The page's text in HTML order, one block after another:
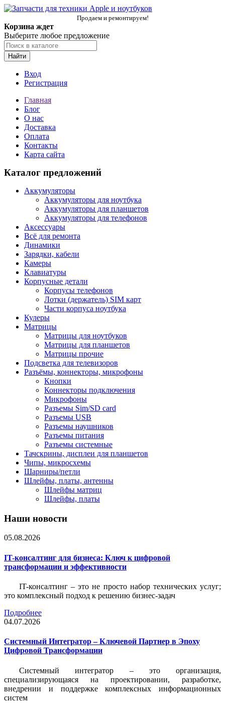
Продаем и ремонтируем!
Корзина ждет
Выберите любое предложение
Найти
Вход
Регистрация
Главная
Блог
О нас
Доставка
Оплата
Контакты
Карта сайта
Каталог предложений
Аккумуляторы
Аккумуляторы для ноутбука
Аккумуляторы для планшетов
Аккумуляторы для телефонов
Аксессуары
Всё для ремонта
Динамики
Зарядки, кабели
Камеры
Клавиатуры
Корпусные детали
Корпусы телефонов
Лотки (держатель) SIM карт
Части корпуса ноутбука
Кулеры
Матрицы
Матрицы для ноутбуков
Матрицы для планшетов
Матрицы прочие
Подсветка для телевизоров
Разъёмы, коннекторы, микрофоны
Кнопки
Коннекторы подключения
Микрофоны
Разъемы Sim/SD card
Разъемы USB
Разъемы наушников
Разъемы питания
Разъемы системные
Тачскрины, дисплеи для планшетов
Чипы, микросхемы
Шарниры/петли
Шлейфы, платы, антенны
Шлейфы матриц
Шлейфы, платы
Наши новости
05.08.2026
IT-консалтинг для бизнеса: Ключ к цифровой
трансформации и эффективности
IT-консалтинг – это не просто набор технических услуг;
это комплексный подход к решению бизнес-задач
Подробнее
04.07.2026
Системный Интегратор – Ключевой Партнер в Эпоху
Цифровой Трансформации
Системный интегратор – это организация,
специализирующаяся на проектировании, разработке,
внедрении и поддержке комплексных информационных
систем